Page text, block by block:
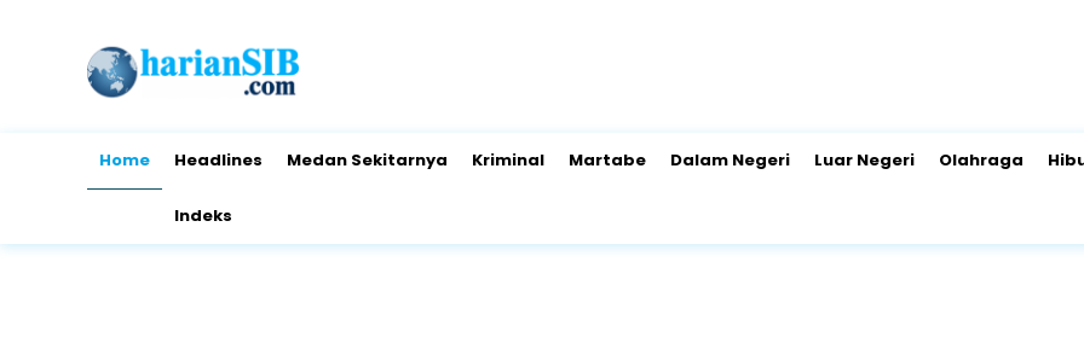
Home Headlines Medan Sekitarnya Kriminal Martabe Dalam Negeri Luar Negeri Olahraga
Indeks